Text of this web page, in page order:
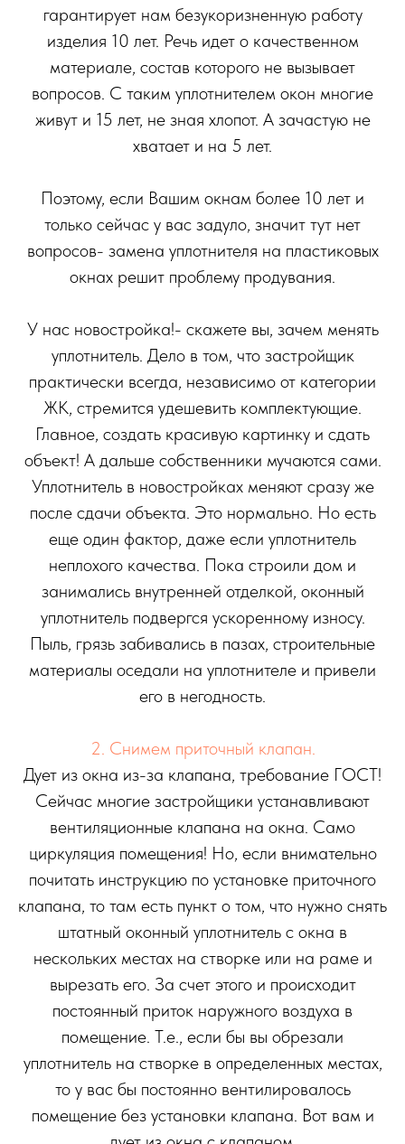
гарантирует нам безукоризненную работу
изделия 10 лет. Речь идет о качественном
материале, состав которого не вызывает
вопросов. С таким уплотнителем окон многие
живут и 15 лет, не зная хлопот. А зачастую не
хватает и на 5 лет.
Поэтому, если Вашим окнам более 10 лет и
только сейчас у вас задуло, значит тут нет
вопросов- замена уплотнителя на пластиковых
окнах решит проблему продувания.
У нас новостройка!- скажете вы, зачем менять
уплотнитель. Дело в том, что застройщик
практически всегда, независимо от категории
ЖК, стремится удешевить комплектующие.
Главное, создать красивую картинку и сдать
объект! А дальше собственники мучаются сами.
Уплотнитель в новостройках меняют сразу же
после сдачи объекта. Это нормально. Но есть
еще один фактор, даже если уплотнитель
неплохого качества. Пока строили дом и
занимались внутренней отделкой, оконный
уплотнитель подвергся ускоренному износу.
Пыль, грязь забивались в пазах, строительные
материалы оседали на уплотнителе и привели
его в негодность.
2. Снимем приточный клапан.
Дует из окна из-за клапана, требование ГОСТ!
Сейчас многие застройщики устанавливают
вентиляционные клапана на окна. Само
циркуляция помещения! Но, если внимательно
почитать инструкцию по установке приточного
клапана, то там есть пункт о том, что нужно снять
штатный оконный уплотнитель с окна в
нескольких местах на створке или на раме и
вырезать его. За счет этого и происходит
постоянный приток наружного воздуха в
помещение. Т.е., если бы вы обрезали
уплотнитель на створке в определенных местах,
то у вас бы постоянно вентилировалось
помещение без установки клапана. Вот вам и